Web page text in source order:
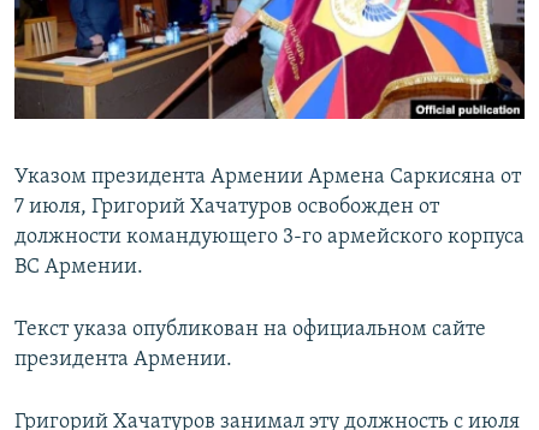
Հայերեն
English
Все сайты Радио Азатутюн
Указом президента Армении Армена Саркисяна от
7 июля, Григорий Хачатуров освобожден от
должности командующего 3-го армейского корпуса
ВС Армении.
Текст указа опубликован на официальном сайте
президента Армении.
Григорий Хачатуров занимал эту должность с июля